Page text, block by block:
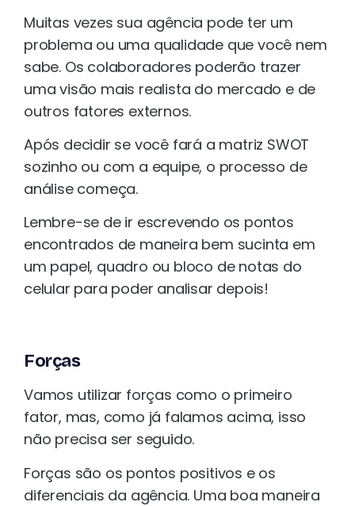
Muitas vezes sua agência pode ter um
problema ou uma qualidade que você nem
sabe. Os colaboradores poderão trazer
uma visão mais realista do mercado e de
outros fatores externos.
Após decidir se você fará a matriz SWOT
sozinho ou com a equipe, o processo de
análise começa.
Lembre-se de ir escrevendo os pontos
encontrados de maneira bem sucinta em
um papel, quadro ou bloco de notas do
celular para poder analisar depois!
Forças
Vamos utilizar forças como o primeiro
fator, mas, como já falamos acima, isso
não precisa ser seguido.
Forças são os pontos positivos e os
diferenciais da agência. Uma boa maneira